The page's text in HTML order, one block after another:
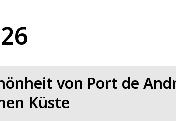
von Port de
Küste